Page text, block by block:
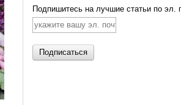
Подпишитесь на лучшие статьи по эл.